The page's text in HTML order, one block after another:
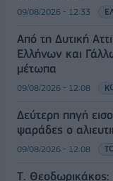
09/08/2026 - 12:33
Από τη Δυτική
Ελλήνων και
μέτωπα
09/08/2026 - 12:08
Δεύτερη πηγή
ψαράδες ο
09/08/2026 - 12:08
Τ. Θεοδωρικάκος: